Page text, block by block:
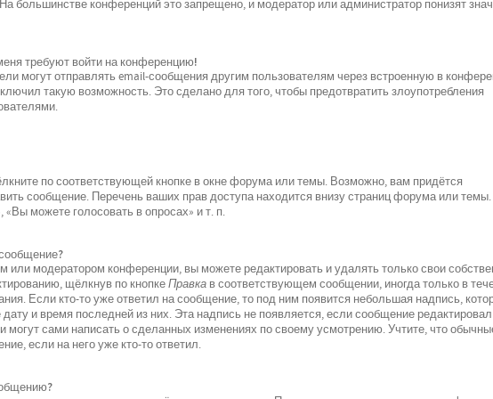
большинстве конференций это запрещено, и модератор или администратор понизят
требуют войти на конференцию!
могут отправлять email-сообщения другим пользователям через встроенную в
такую возможность. Это сделано для того, чтобы предотвратить злоупотребления
по соответствующей кнопке в окне форума или темы. Возможно, вам придётся
сообщение. Перечень ваших прав доступа находится внизу страниц форума или темы.
можете голосовать в опросах» и т. п.
или модератором конференции, вы можете редактировать и удалять только свои
щёлкнув по кнопкеПравка в соответствующем сообщении, иногда только в
Если кто-то уже ответил на сообщение, то под ним появится небольшая надпись,
дату и время последней из них. Эта надпись не появляется, если сообщение редактировал
могут сами написать о сделанных изменениях по своему усмотрению. Учтите, что
если на него уже кто-то ответил.